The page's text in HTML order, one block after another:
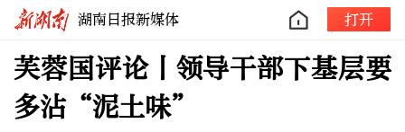
湖南日报新媒体 打开
芙蓉国评论丨领导干部下基层要
多沾“泥土味”